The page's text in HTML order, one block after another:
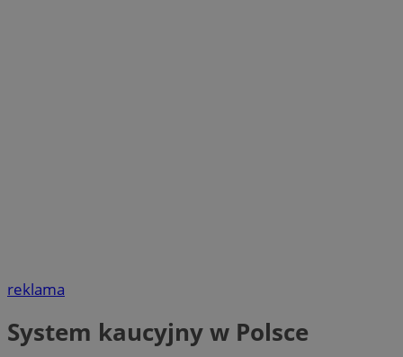
reklama
System kaucyjny w Polsce